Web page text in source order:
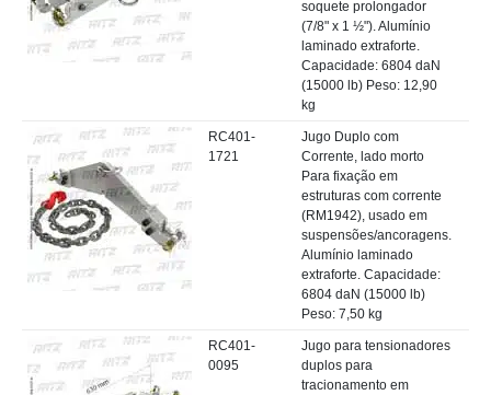
soquete prolongador
(7/8" x 1 ½"). Alumínio
laminado extraforte.
Capacidade: 6804 daN
(15000 lb) Peso: 12,90
kg
RC401-
1721
Jugo Duplo com
Corrente, lado morto
Para fixação em
estruturas com corrente
(RM1942), usado em
suspensões/ancoragens.
Alumínio laminado
extraforte. Capacidade:
6804 daN (15000 lb)
Peso: 7,50 kg
RC401-
0095
Jugo para tensionadores
duplos para
tracionamento em